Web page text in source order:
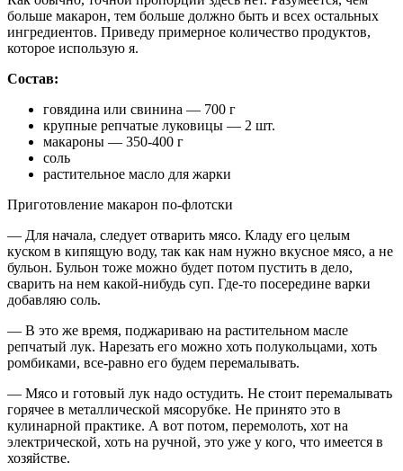
больше макарон, тем больше должно быть и всех остальных
ингредиентов. Приведу примерное количество продуктов,
которое использую я.
Состав:
говядина или свинина — 700 г
крупные репчатые луковицы — 2 шт.
макароны — 350-400 г
соль
растительное масло для жарки
Приготовление макарон по-флотски
— Для начала, следует отварить мясо. Кладу его целым
куском в кипящую воду, так как нам нужно вкусное мясо, а не
бульон. Бульон тоже можно будет потом пустить в дело,
сварить на нем какой-нибудь суп. Где-то посередине варки
добавляю соль.
— В это же время, поджариваю на растительном масле
репчатый лук. Нарезать его можно хоть полукольцами, хоть
ромбиками, все-равно его будем перемалывать.
— Мясо и готовый лук надо остудить. Не стоит перемалывать
горячее в металлической мясорубке. Не принято это в
кулинарной практике. А вот потом, перемолоть, хот на
электрической, хоть на ручной, это уже у кого, что имеется в
хозяйстве.